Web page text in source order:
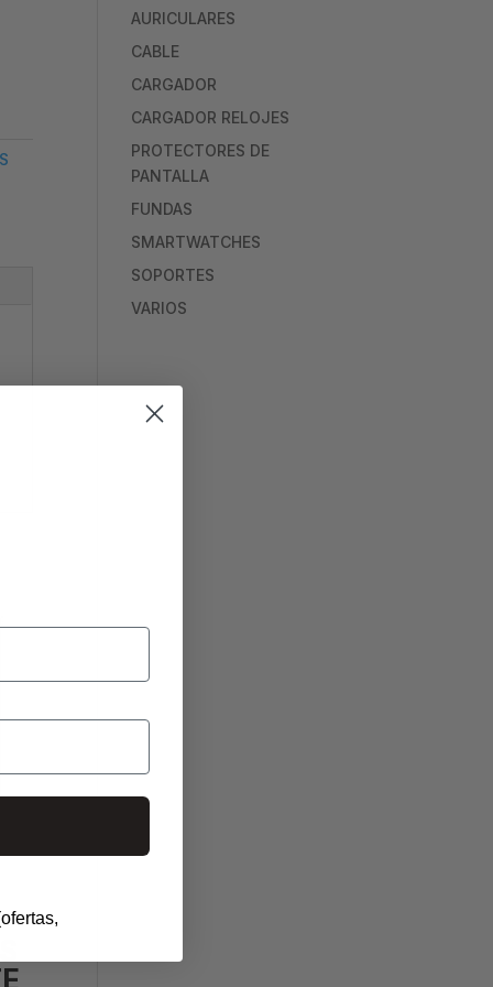
AURICULARES
CABLE
CARGADOR
CARGADOR RELOJES
PROTECTORES DE
PANTALLA
FUNDAS
SMARTWATCHES
SOPORTES
VARIOS